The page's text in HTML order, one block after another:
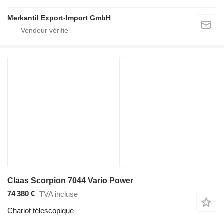
Merkantil Export-Import GmbH
Claas Scorpion 7044 Vario Power
74 380 € TVA incluse
Chariot télescopique